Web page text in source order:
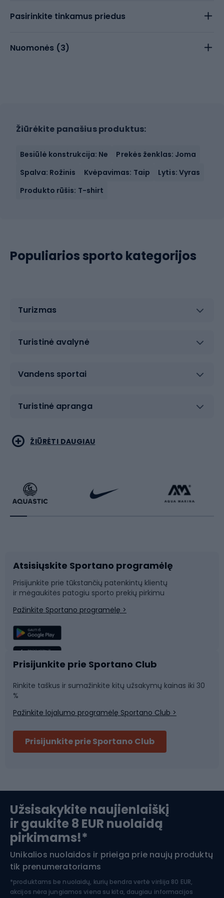
Pasirinkite tinkamus priedus
Nuomonės (3)
Žiūrėkite panašius produktus:
Besiūlė konstrukcija: Ne
Prekės ženklas: Joma
Spalva: Rožinis
Kvėpavimas: Taip
Lytis: Vyras
Produkto rūšis: T-shirt
Populiarios sporto kategorijos
Turizmas
Turistinė avalynė
Vandens sportai
Turistinė apranga
Bėgimas
Dviratininkų apranga
Dviračių dalys
Laipiojimas
Žvejyba
Sportinė medicina
Koviniai sportai
Rakečių sportas
Rogutės ir čiuožynės
Snieglenčių sportas
Plaukimas
Komandinis sportas
Slidinėjimas
Apranga žiemos sportui
Šiaurietiškas ėjimas
ŽIŪRĖTI DAUGIAU
Atsisiųskite Sportano programėlę
Prisijunkite prie tūkstančių patenkintų klientų
ir mėgaukitės patogiu sporto prekių pirkimu
Pažinkite Sportano programėlę >
Prisijunkite prie Sportano Club
Rinkite taškus ir sumažinkite kitų užsakymų kainas iki 30
%
Pažinkite lojalumo programėlę Sportano Club >
Prisijunkite prie Sportano Club
Užsisakykite naujienlaiškį
ir gaukite 8 EUR nuolaidą
pirkimams!*
Unikalios nuolaidos ir prieiga prie naujų produktų
tik prenumeratoriams
*produktams be nuolaidų, kurių bendra vertė viršija 80 EUR,
akcijos nėra jungiamos viena su kita, daugiau informacijos